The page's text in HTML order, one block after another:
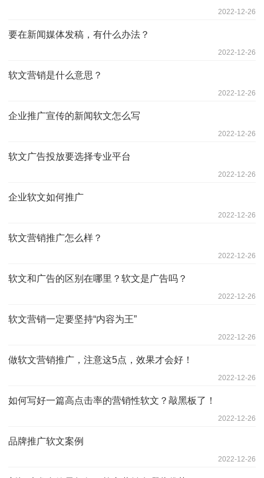
2022-12-26
要在新闻媒体发稿，有什么办法？
2022-12-26
软文营销是什么意思？
2022-12-26
企业推广宣传的新闻软文怎么写
2022-12-26
软文广告投放要选择专业平台
2022-12-26
企业软文如何推广
2022-12-26
软文营销推广怎么样？
2022-12-26
软文和广告的区别在哪里？软文是广告吗？
2022-12-26
软文营销一定要坚持“内容为王”
2022-12-26
做软文营销推广，注意这5点，效果才会好！
2022-12-26
如何写好一篇高点击率的营销性软文？敲黑板了！
2022-12-26
品牌推广软文案例
2022-12-26